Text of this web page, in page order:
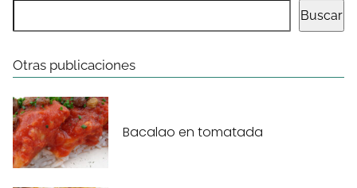
Buscar
Otras publicaciones
Bacalao en tomatada